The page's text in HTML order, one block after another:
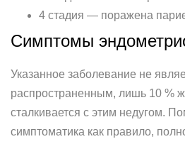
4 стадия — поражена
Симптомы
Указанное заболевание не
распространенным, лишь 10 %
сталкивается с этим недугом.
симптоматика как правило,